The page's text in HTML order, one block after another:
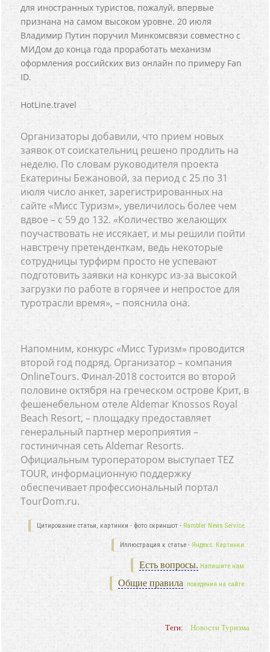
для иностранных туристов, пожалуй, впервые
признана на самом высоком уровне. 20 июля
Владимир Путин поручил Минкомсвязи совместно с
МИДом до конца года проработать механизм
оформления российских виз онлайн по примеру Fan
ID.
HotLine.travel
Организаторы добавили, что прием новых
заявок от соискательниц решено продлить на
неделю. По словам руководителя проекта
Екатерины Бежановой, за период с 25 по 31
июля число анкет, зарегистрированных на
сайте «Мисс Туризм», увеличилось более чем
вдвое – с 59 до 132. «Количество желающих
поучаствовать не иссякает, и мы решили пойти
навстречу претенденткам, ведь некоторые
сотрудницы турфирм просто не успевают
подготовить заявки на конкурс из-за высокой
загрузки по работе в горячее и непростое для
туротрасли время», – пояснила она.
Напомним, конкурс «Мисс Туризм» проводится
второй год подряд. Организатор – компания
OnlineTours. Финал-2018 состоится во второй
половине октября на греческом острове Крит, в
фешенебельном отеле Aldemar Knossos Royal
Beach Resort, – площадку предоставляет
генеральный партнер мероприятия –
гостиничная сеть Aldemar Resorts.
Официальным туроператором выступает TEZ
TOUR, информационную поддержку
обеспечивает профессиональный портал
TourDom.ru.
Цитирование статьи, картинки - фото скриншот - Rambler News Service.
Иллюстрация к статье - Яндекс. Картинки.
Есть вопросы. Напишите нам.
Общие правила поведения на сайте.
Теги: Новости Туризма